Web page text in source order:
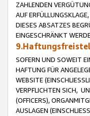
ZAHLENDEN
AUF
DIESES ABSATZES
EINGESCHRÄNKT
SOFERN UND SOWEIT
HAFTUNG FÜR
WEBSITE
VERPFLICHTEN SICH,
(OFFICERS),
AUSLAGEN